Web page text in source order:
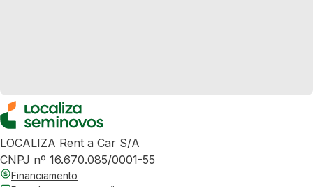
LOCALIZA Rent a Car S/A
CNPJ nº 16.670.085/0001-55
Financiamento